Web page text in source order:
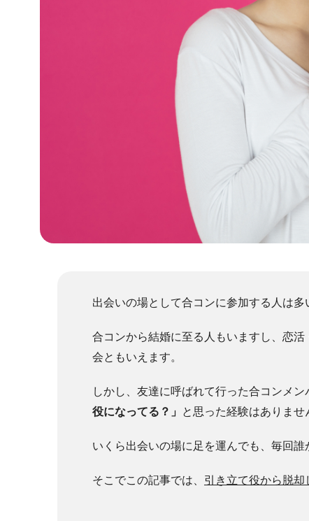
出会いの場として合コンに参加する人は多
合コンから結婚に至る人もいますし、恋
会ともいえます。
しかし、友達に呼ばれて行った合コンメン
役になってる？」 と思った経験はありませ
いくら出会いの場に足を運んでも、毎回
そこでこの記事では、 引き立て役から脱